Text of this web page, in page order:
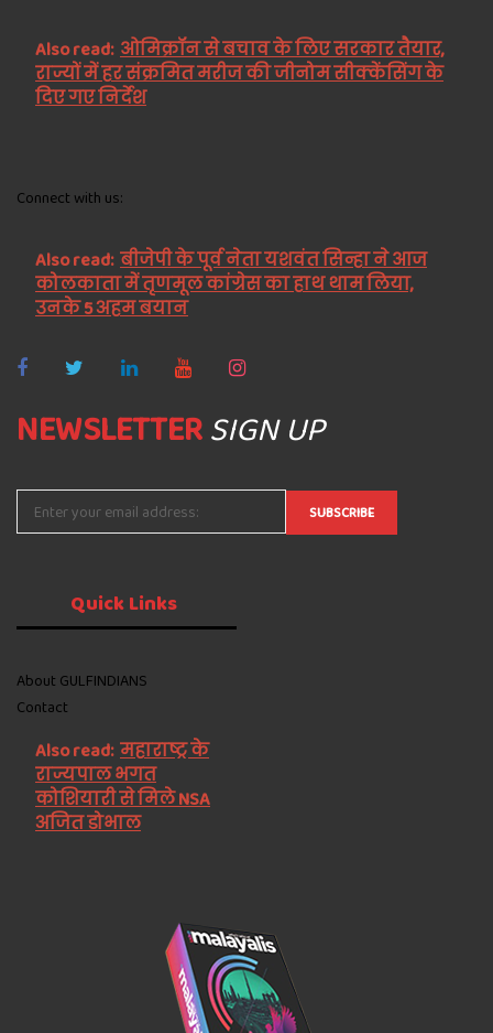
Also read: ओमिक्रॉन से बचाव के लिए सरकार तैयार,
राज्यों में हर संक्रमित मरीज की जीनोम सीक्केंसिंग के
दिए गए निर्देश
Connect with us:
Also read: बीजेपी के पूर्व नेता यशवंत सिन्हा ने आज
कोलकाता में तृणमूल कांग्रेस का हाथ थाम लिया,
उनके 5 अहम बयान
NEWSLETTERSIGN UP
QuickLinks
About GULFINDIANS
Contact
Also read: महाराष्ट्र के
राज्यपाल भगत
कोशियारी से मिले NSA
अजित डोभाल